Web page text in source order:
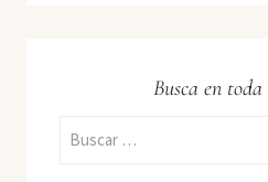
Busca en
Buscar: